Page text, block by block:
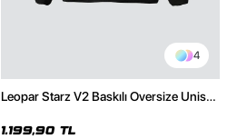
4
Leopar Starz V2 Baskılı Oversize Unisex
1.199,90 TL